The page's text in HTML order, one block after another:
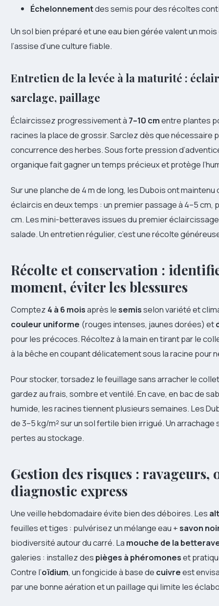
Échelonnementdes semis pour des récoltes
Un sol bien préparé et une eau bien gérée valent un mois
l’assise d’une culture fiable.
Entretien de la levée à la maturité :
sarclage, paillage
Éclaircissez progressivement à 7–10 cmentre plantes
racines la place de grossir. Sarclez dès que nécessaire
concurrence des herbes. Sous forte pression
organique fait gagner un temps précieux et protège
Sur une planche de 4 m de long, les Dubois ont
éclaircis en deux temps : un premier passage à 4–5 cm,
cm. Les mini-betteraves issues du premier
salade. Un entretien régulier, c’est une récolte
Récolte et conservation :
moment, éviter les blessures
Comptez 4 à 6 moisaprès lesemisselon variété et
couleur uniforme (rouges intenses, jaunes dorées) et
pour les précoces. Récoltez à la main en tirant par le
à la bêche en coupant délicatement sous la racine pour
Pour stocker, torsadez le feuillage sans arracher le
gardez au frais, sombre et ventilé. En cave, en bac de
humide, les racines tiennent plusieurs semaines. Les
de 3–5 kg/m² sur un sol fertile bien irrigué. Un
pertes au stockage.
Gestion des risques : ravageurs,
diagnostic express
Une veille hebdomadaire évite bien des déboires. Les
feuilles et tiges : pulvérisez un mélange eau +savon
biodiversité autour du carré. La mouche de la
galeries : installez des pièges à phéromoneset
Contre l’oïdium, un fongicide à base de cuivreest
par une bonne aération et un paillage qui limite les